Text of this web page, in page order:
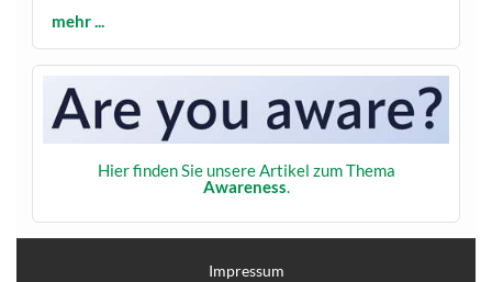
mehr ...
Hier finden Sie unsere Artikel zum Thema
Awareness.
Impressum